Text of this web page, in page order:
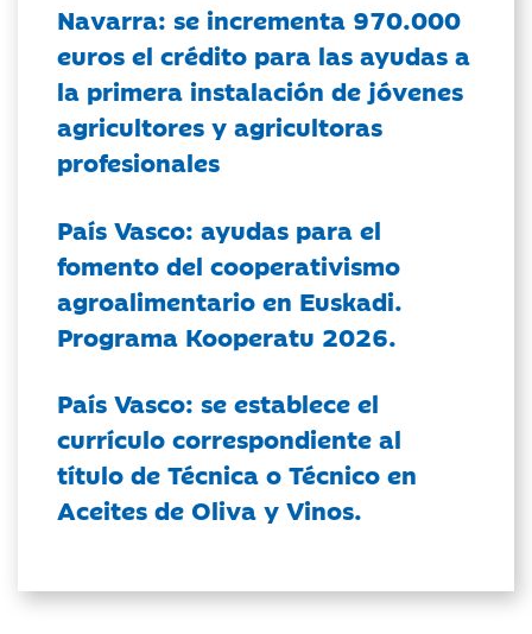
Navarra: se incrementa 970.000
euros el crédito para las ayudas a
la primera instalación de jóvenes
agricultores y agricultoras
profesionales
País Vasco: ayudas para el
fomento del cooperativismo
agroalimentario en Euskadi.
Programa Kooperatu 2026.
País Vasco: se establece el
currículo correspondiente al
título de Técnica o Técnico en
Aceites de Oliva y Vinos.